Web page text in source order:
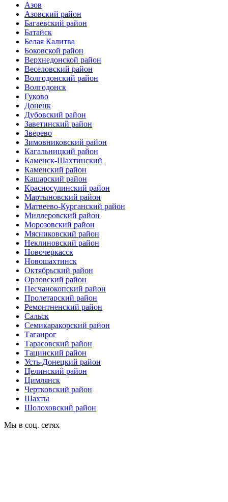
Азов
Азовский район
Багаевский район
Батайск
Белая Калитва
Боковской район
Верхнедонской район
Веселовский район
Волгодонский район
Волгодонск
Гуково
Донецк
Дубовский район
Заветинский район
Зверево
Зимовниковский район
Кагальницкий район
Каменск-Шахтинский
Каменский район
Кашарский район
Красносулинский район
Мартыновский район
Матвеево-Курганский район
Миллеровский район
Морозовский район
Мясниковский район
Неклиновский район
Новочеркасск
Новошахтинск
Октябрьский район
Орловский район
Песчанокопский район
Пролетарский район
Ремонтненский район
Сальск
Семикаракорский район
Таганрог
Тарасовский район
Тацинский район
Усть-Донецкий район
Целинский район
Цимлянск
Чертковский район
Шахты
Шолоховский район
Мы в соц. сетях